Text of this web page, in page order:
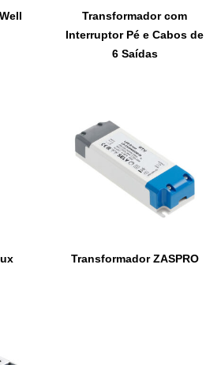
Transformador com
Interruptor Pé e Cabos de
6 Saídas
Transformador ZASPRO